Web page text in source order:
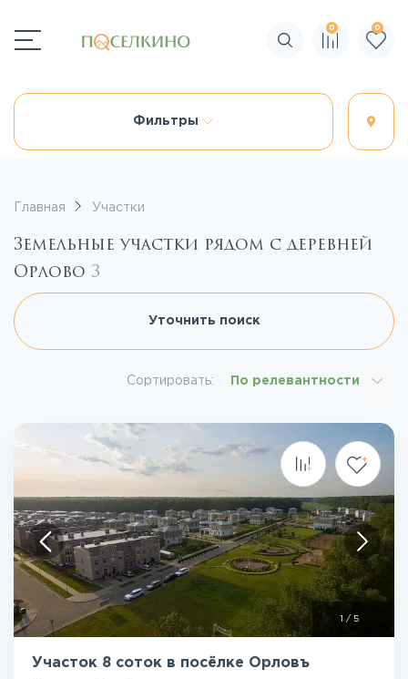
Поиск по сайту
0 0
Фильтры
Главная Участки
Земельные участки рядом с деревней
Орлово 3
Уточнить поиск
Сортировать: По релевантности
/ 5
Участок 8 соток в посёлке Орловъ